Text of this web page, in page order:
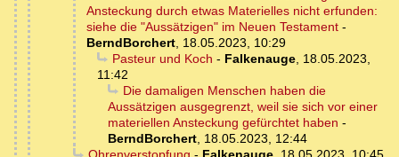
Ansteckung durch etwas Materielles nicht erfunden:
siehe die "Aussätzigen" im Neuen Testament -
BerndBorchert 18.05.2023, 10:29
Pasteur und Koch - Falkenauge, 18.05.2023,
11:42
Die damaligen Menschen haben die
Aussätzigen ausgegrenzt, weil sie sich vor einer
materiellen Ansteckung gefürchtet haben -
BerndBorchert 18.05.2023, 12:44
Ohrenverstopfung - Falkenauge, 18.05.2023, 10:45